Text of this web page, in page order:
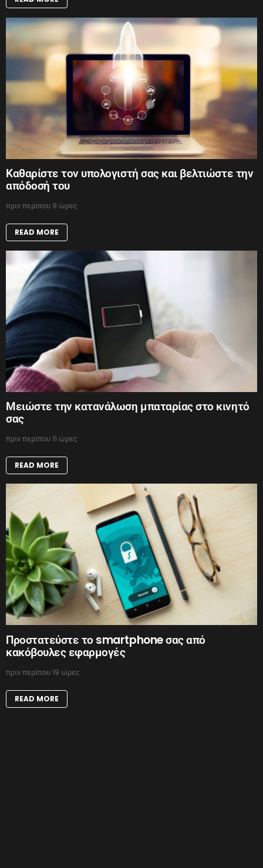
Καθαρίστε τον υπολογιστή σας και βελτιώστε την
απόδοσή του
πριν περίπου 9 ώρες
READ MORE
Μειώστε την κατανάλωση μπαταρίας στο κινητό
σας
πριν περίπου 11 ώρες
READ MORE
Προστατεύστε το smartphone σας από
κακόβουλες εφαρμογές
πριν περίπου 19 ώρες
READ MORE